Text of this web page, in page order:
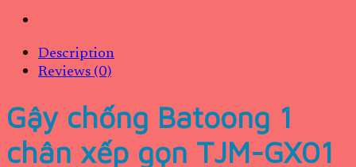
Description
Reviews (0)
Gậy chống Batoong 1
chân xếp gọn TJM-GX01